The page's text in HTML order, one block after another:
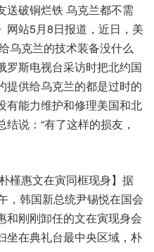
送破铜烂铁 乌克兰都不需
网站5月8日报道，近日，美
乌克兰的技术装备没什么
罗斯电视台采访时把北约国
提供给乌克兰的都是过时的
有能力维护和修理美国和北
说：“有了这样的损友，
槿惠文在寅同框现身】据
，韩国新总统尹锡悦在国会
和刚刚卸任的文在寅现身会
坐在典礼台最中央区域，朴